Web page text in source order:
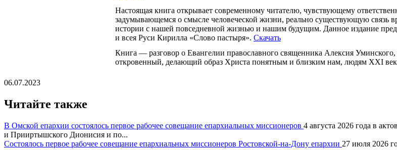
Настоящая книга открывает современному читателю, чувствующему
задумывающемся о смысле человеческой жизни, реально существующую связь
истории с нашей повседневной жизнью и нашим будущим. Данное издание
и всея Руси Кирилла «Слово пастыря». Скачать
Книга — разговор о Евангелии православного священника Алексия
откровенный, делающий образ Христа понятным и близким нам, людям XXI
06.07.2023
Читайте также
В Омской епархии состоялось первое рабочее совещание епархиальных миссионеров 4 августа 2026 года в
и Прииртышского Дионисия и по...
Состоялось первое рабочее совещание епархиальных миссионеров Ростовской-на-Дону епархии 27 июля 2026